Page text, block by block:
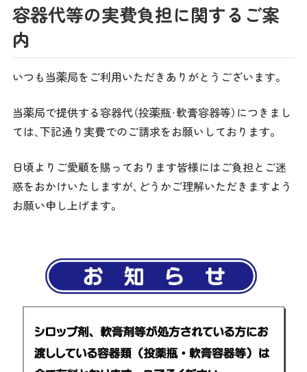
容器代等の実費負担に関するご案
内
いつも当薬局をご利用いただきありがとうございます。
当薬局で提供する容器代（投薬瓶・軟膏容器等）につきまし
ては、下記通り実費でのご請求をお願いしております。
日頃よりご愛顧を賜っております皆様にはご負担とご迷
惑をおかけいたしますが、どうかご理解いただきますよう
お願い申し上げます。